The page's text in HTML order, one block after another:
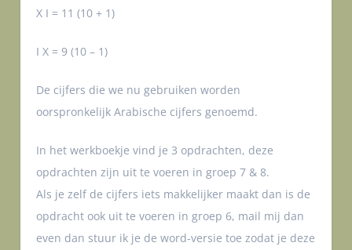
X I = 11 (10 + 1)
I X = 9 (10 – 1)
De cijfers die we nu gebruiken worden
oorspronkelijk Arabische cijfers genoemd.
In het werkboekje vind je 3 opdrachten, deze
opdrachten zijn uit te voeren in groep 7 & 8.
Als je zelf de cijfers iets makkelijker maakt dan is de
opdracht ook uit te voeren in groep 6, mail mij dan
even dan stuur ik je de word-versie toe zodat je deze